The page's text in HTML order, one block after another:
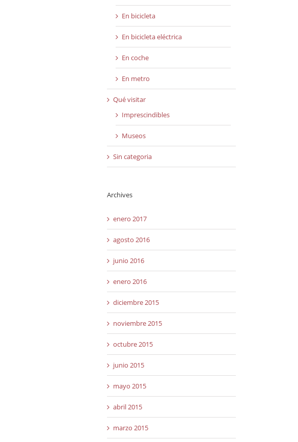
En bicicleta
En bicicleta eléctrica
En coche
En metro
Qué visitar
Imprescindibles
Museos
Sin categoria
Archives
enero 2017
agosto 2016
junio 2016
enero 2016
diciembre 2015
noviembre 2015
octubre 2015
junio 2015
mayo 2015
abril 2015
marzo 2015